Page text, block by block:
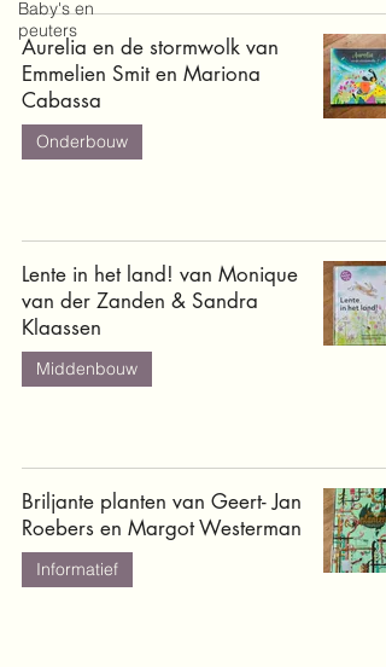
Baby's en
peuters
Aurelia en de stormwolk van
Emmelien Smit en Mariona
Cabassa
Onderbouw
Lente in het land! van Monique
van der Zanden & Sandra
Klaassen
Middenbouw
Briljante planten van Geert- Jan
Roebers en Margot Westerman
Informatief